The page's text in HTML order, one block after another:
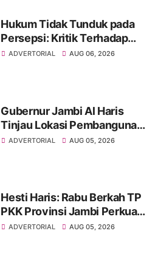
Hukum Tidak Tunduk pada
Persepsi: Kritik Terhadap
Monopoli Kebenaran oleh
ADVERTORIAL AUG 06, 2026
Gubernur Jambi Al Haris
Tinjau Lokasi Pembangunan
Sekolah Rakyat dan Lokasi
ADVERTORIAL AUG 05, 2026
Hesti Haris: Rabu Berkah TP
PKK Provinsi Jambi Perkuat
Literasi Keuangan dan
ADVERTORIAL AUG 05, 2026